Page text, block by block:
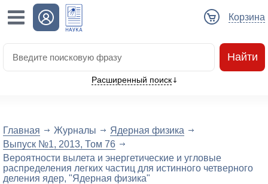
Корзина
Расширенный поиск
Найти
Главная Журналы
Ядерная физика
Выпуск №1, 2013, Том 76
Вероятности вылета и энергетические и угловые
распределения легких частиц для истинного четверного
деления ядер, "Ядерная физика"